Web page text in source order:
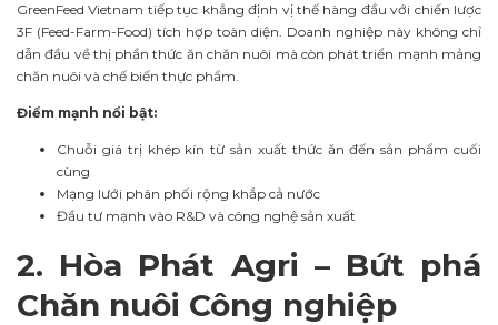
GreenFeed Vietnam tiếp tục khẳng định vị thế hàng đầu với chiến lược
3F (Feed-Farm-Food) tích hợp toàn diện. Doanh nghiệp này không chỉ
dẫn đầu về thị phần thức ăn chăn nuôi mà còn phát triển mạnh mảng
chăn nuôi và chế biến thực phẩm.
Điểm mạnh nổi bật:
Chuỗi giá trị khép kín từ sản xuất thức ăn đến sản phẩm cuối
cùng
Mạng lưới phân phối rộng khắp cả nước
Đầu tư mạnh vào R&D và công nghệ sản xuất
2. Hòa Phát Agri – Bứt phá
Chăn nuôi Công nghiệp